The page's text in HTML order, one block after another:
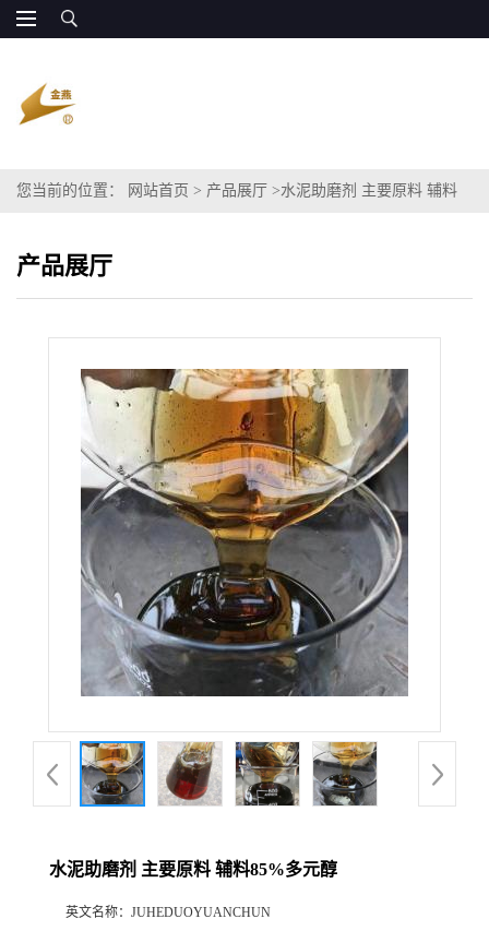
您当前的位置： 网站首页 > 产品展厅 >水泥助磨剂 主要原料 辅料
产品展厅
水泥助磨剂 主要原料 辅料85%多元醇
英文名称： JUHEDUOYUANCHUN